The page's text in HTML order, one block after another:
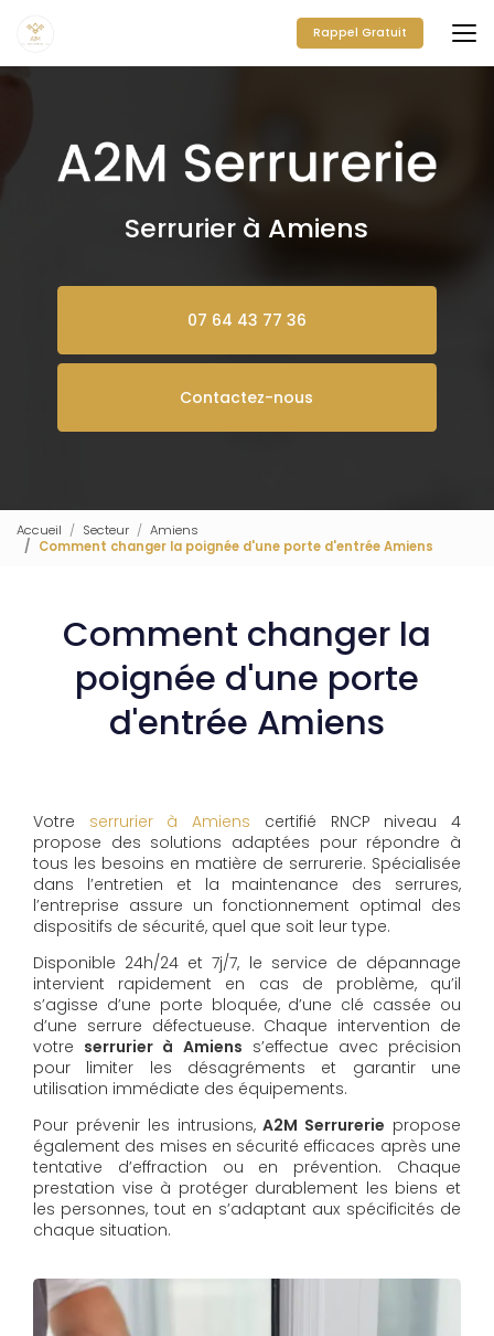
contenu
principal
Rappel Gratuit
Serrurier à Amiens
07 64 43 77 36
Contactez-nous
Accueil Secteur
Amiens
Comment changer la poignée d'une porte d'entrée Amiens
Comment changer la
poignée d'une porte
d'entrée Amiens
Votre serrurier à Amiens certifié RNCP niveau 4
propose des solutions adaptées pour répondre à
tous les besoins en matière de serrurerie. Spécialisée
dans l’entretien et la maintenance des serrures,
l’entreprise assure un fonctionnement optimal des
dispositifs de sécurité, quel que soit leur type.
Disponible 24h/24 et 7j/7, le service de dépannage
intervient rapidement en cas de problème, qu’il
s’agisse d’une porte bloquée, d’une clé cassée ou
d’une serrure défectueuse. Chaque intervention de
votre serrurier à Amiens s’effectue avec précision
pour limiter les désagréments et garantir une
utilisation immédiate des équipements.
Pour prévenir les intrusions,A2M Serrurerie propose
également des mises en sécurité efficaces après une
tentative d’effraction ou en prévention. Chaque
prestation vise à protéger durablement les biens et
les personnes, tout en s’adaptant aux spécificités de
chaque situation.